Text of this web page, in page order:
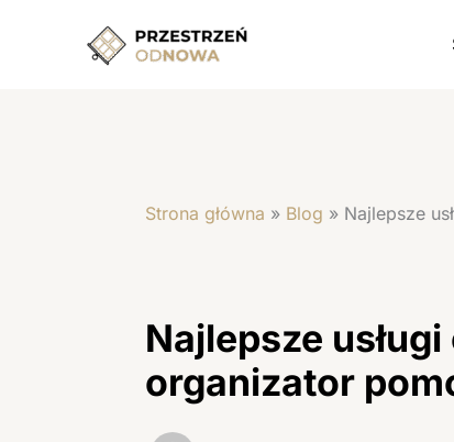
Strona główna » Blog » Najlepsze
Najlepsze
organizator